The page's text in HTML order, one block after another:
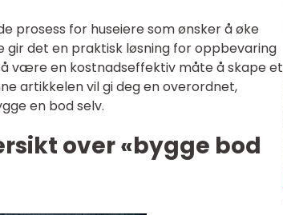
prosess for huseiere som ønsker å øke
gir det en praktisk løsning for oppbevaring
være en kostnadseffektiv måte å skape et
artikkelen vil gi deg en overordnet,
en bod selv.
over «bygge bod